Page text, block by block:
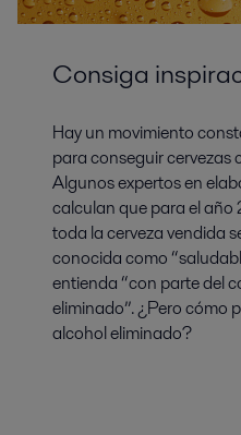
Consiga
Hay un movimiento
para conseguir cervezas
Algunos expertos en
calculan que para el
toda la cerveza vendida
conocida como
entienda “con parte del
eliminado”. ¿Pero cómo
alcohol eliminado?